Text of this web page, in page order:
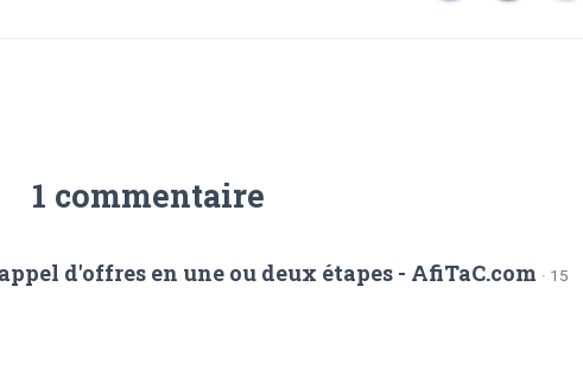
1 commentaire
d'offres en une ou deux étapes - AfiTaC.com · 15